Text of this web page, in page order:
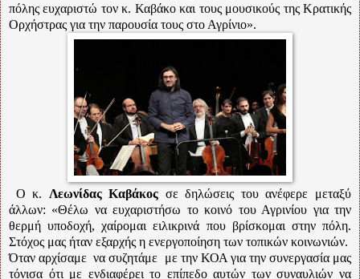
πόλης ευχαριστώ τον κ. Καβάκο και τους μουσικούς της Κρατικής
Ορχήστρας για την παρουσία τους στο Αγρίνιο».
Ο κ. Λεωνίδας Καβάκος σε δηλώσεις του ανέφερε μεταξύ
άλλων: «Θέλω να ευχαριστήσω το κοινό του Αγρινίου για την
θερμή υποδοχή, χαίρομαι ειλικρινά που βρίσκομαι στην πόλη.
Στόχος μας ήταν εξαρχής η ενεργοποίηση των τοπικών κοινωνιών.
Όταν αρχίσαμε να συζητάμε
με την ΚΟΑ για την συνεργασία μας
τόνισα ότι με ενδιαφέρει το επίπεδο αυτών των συναυλιών να